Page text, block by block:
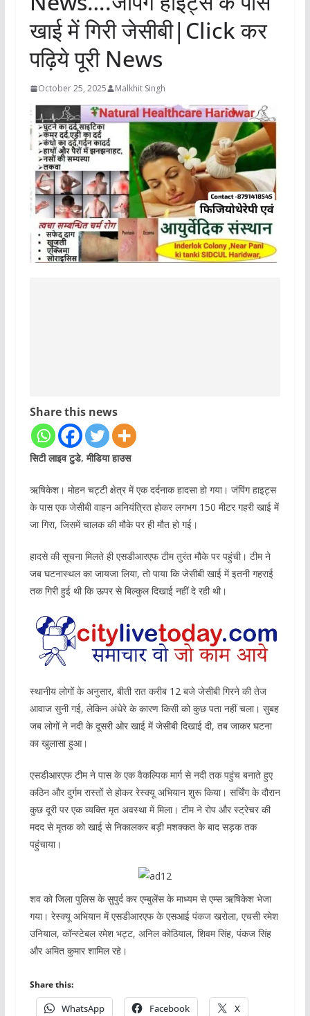
खाई में गिरी जेसीबी|Click कर
पढ़िये पूरी News
October 25, 2025 Malkhit Singh
Share this news
सिटी लाइव टुडे, मीडिया हाउस
ऋषिकेश। मोहन चट्टी क्षेत्र में एक दर्दनाक हादसा हो गया। जंपिंग हाइट्स
के पास एक जेसीबी वाहन अनियंत्रित होकर लगभग 150 मीटर गहरी खाई में
जा गिरा, जिसमें चालक की मौके पर ही मौत हो गई।
हादसे की सूचना मिलते ही एसडीआरएफ टीम तुरंत मौके पर पहुंची। टीम ने
जब घटनास्थल का जायजा लिया, तो पाया कि जेसीबी खाई में इतनी गहराई
तक गिरी हुई थी कि ऊपर से बिल्कुल दिखाई नहीं दे रही थी।
स्थानीय लोगों के अनुसार, बीती रात करीब 12 बजे जेसीबी गिरने की तेज
आवाज सुनी गई, लेकिन अंधेरे के कारण किसी को कुछ पता नहीं चला। सुबह
जब लोगों ने नदी के दूसरी ओर खाई में जेसीबी दिखाई दी, तब जाकर घटना
का खुलासा हुआ।
एसडीआरएफ टीम ने पास के एक वैकल्पिक मार्ग से नदी तक पहुंच बनाते हुए
कठिन और दुर्गम रास्तों से होकर रेस्क्यू अभियान शुरू किया। सर्चिंग के दौरान
कुछ दूरी पर एक व्यक्ति मृत अवस्था में मिला। टीम ने रोप और स्ट्रेचर की
मदद से मृतक को खाई से निकालकर बड़ी मशक्कत के बाद सड़क तक
पहुंचाया।
शव को जिला पुलिस के सुपुर्द कर एम्बुलेंस के माध्यम से एम्स ऋषिकेश भेजा
गया। रेस्क्यू अभियान में एसडीआरएफ के एसआई पंकज खरोला, एचसी रमेश
उनियाल, कॉन्स्टेबल रमेश भट्ट, अनिल कोठियाल, शिवम सिंह, पंकज सिंह
और अमित कुमार शामिल रहे।
Share this:
WhatsApp Facebook X